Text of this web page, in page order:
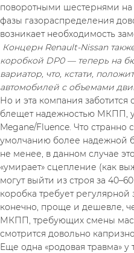
поворотными шестернями на
фазы газораспределения
возникает необходимость
коробкой DP0 — теперь на
вариатор, что, кстати,
автомобилей с объемами
Но и эта компания заботится
блещет надежностью МКПП,
Megane/Fluence. Что странно
умолчанию более надежной
не менее, в данном случае
«умирает» сцепление (как
могут выйти из строя за
коробка требует
конечно, проще и дешевле,
МКПП, требующих смены
смотрится довольно
Еще одна «родовая травма»